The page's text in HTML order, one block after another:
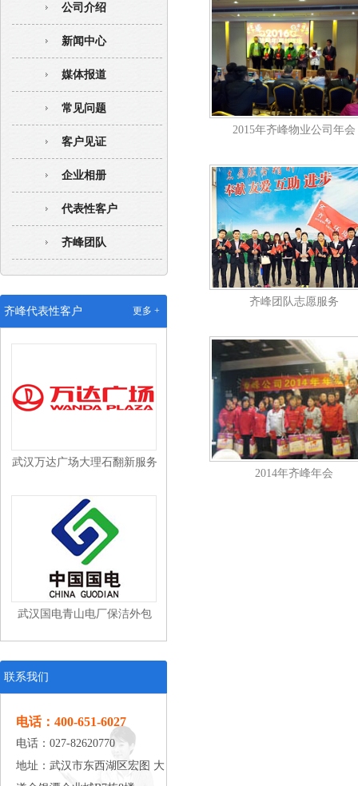
公司介绍
新闻中心
媒体报道
常见问题
客户见证
企业相册
代表性客户
齐峰团队
齐峰代表性客户 更多 +
武汉沃尔玛配送中心保洁外包
武汉万达广场大理石翻新服务
武汉国电青山电厂保洁外包
武汉东风本田汽车有限公司工
联系我们
电话：400-651-6027
电话：027-82620770
地址：武汉市东西湖区宏图 大
2015年齐峰物业公司年会
齐峰团队志愿服务
2014年齐峰年会